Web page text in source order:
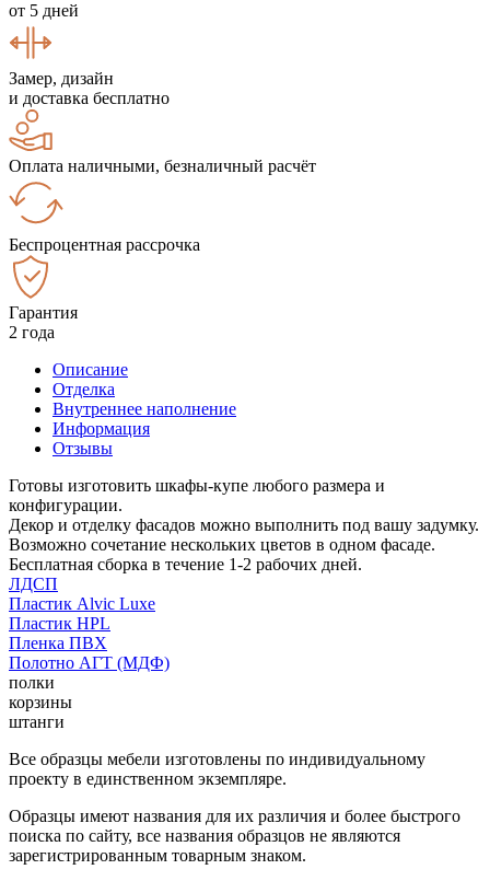
от 5 дней
Замер, дизайн
и доставка бесплатно
Оплата наличными, безналичный расчёт
Беспроцентная рассрочка
Гарантия
2 года
Описание
Отделка
Внутреннее наполнение
Информация
Отзывы
Готовы изготовить шкафы-купе любого размера и
конфигурации.
Декор и отделку фасадов можно выполнить под вашу задумку.
Возможно сочетание нескольких цветов в одном фасаде.
Бесплатная сборка в течение 1-2 рабочих дней.
ЛДСП
Пластик Alvic Luxe
Пластик HPL
Пленка ПВХ
Полотно АГТ (МДФ)
полки
корзины
штанги
Все образцы мебели изготовлены по индивидуальному
проекту в единственном экземпляре.
Образцы имеют названия для их различия и более быстрого
поиска по сайту, все названия образцов не являются
зарегистрированным товарным знаком.